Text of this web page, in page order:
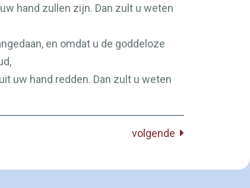
hand zullen zijn. Dan zult u weten
en omdat u de goddeloze
uw hand redden. Dan zult u weten
volgende